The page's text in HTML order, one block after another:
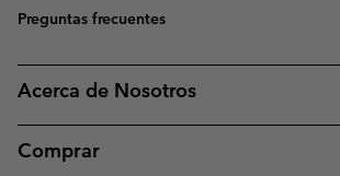
Preguntas frecuentes
Acerca de Nosotros
Comprar